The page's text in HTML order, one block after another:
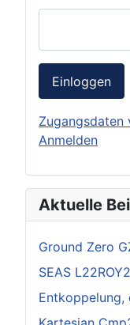
Einloggen
Zugangsdaten
Anmelden
Aktuelle
Ground Zero
SEAS
Entkoppelung,